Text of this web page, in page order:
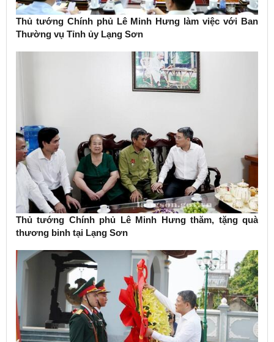
Thủ tướng Chính phủ Lê Minh Hưng làm việc với Ban
Thường vụ Tỉnh ủy Lạng Sơn
Thủ tướng Chính phủ Lê Minh Hưng thăm, tặng quà
thương binh tại Lạng Sơn